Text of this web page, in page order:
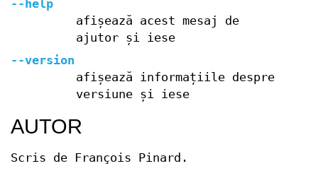
--help
afișează acest mesaj de
ajutor și iese
--version
afișează informațiile despre
versiune și iese
AUTOR
Scris de François Pinard.